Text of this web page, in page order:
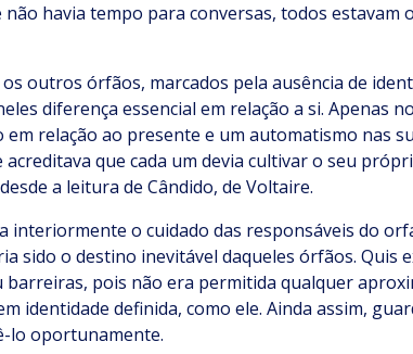
não havia tempo para conversas, todos estavam
outros órfãos, marcados pela ausência de
diferença essencial em relação a si. Apenas
relação ao presente e um automatismo nas
que cada um devia cultivar o seu
a leitura de Cândido, de Voltaire.
interiormente o cuidado das responsáveis do
sido o destino inevitável daqueles órfãos. Quis
pois não era permitida qualquer
identidade definida, como ele. Ainda assim,
lo oportunamente.